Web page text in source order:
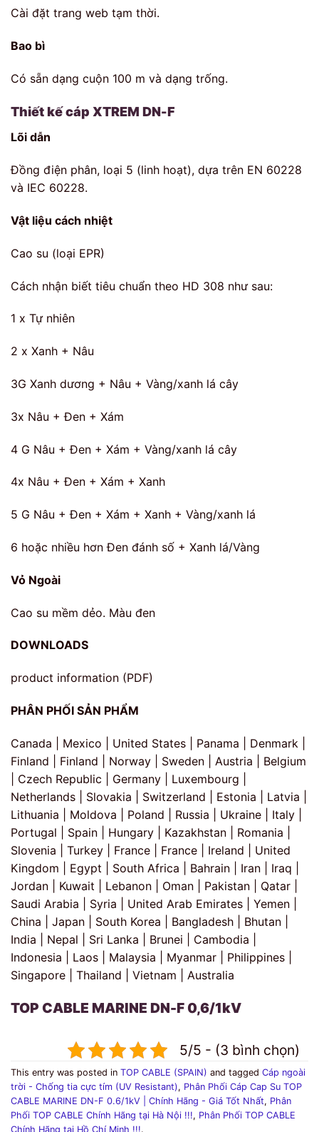
Cài đặt trang web tạm thời.
Bao bì
Có sẵn dạng cuộn 100 m và dạng trống.
Thiết kế cáp XTREM DN-F
Lõi dẫn
Đồng điện phân, loại 5 (linh hoạt), dựa trên EN 60228
và IEC 60228.
Vật liệu cách nhiệt
Cao su (loại EPR)
Cách nhận biết tiêu chuẩn theo HD 308 như sau:
1 x Tự nhiên
2 x Xanh + Nâu
3G Xanh dương + Nâu + Vàng/xanh lá cây
3x Nâu + Đen + Xám
4 G Nâu + Đen + Xám + Vàng/xanh lá cây
4x Nâu + Đen + Xám + Xanh
5 G Nâu + Đen + Xám + Xanh + Vàng/xanh lá
6 hoặc nhiều hơn Đen đánh số + Xanh lá/Vàng
Vỏ Ngoài
Cao su mềm dẻo. Màu đen
DOWNLOADS
product information (PDF)
PHÂN PHỐI SẢN PHẨM
Canada | Mexico | United States | Panama | Denmark |
Finland | Finland | Norway | Sweden | Austria | Belgium
| Czech Republic | Germany | Luxembourg |
Netherlands | Slovakia | Switzerland | Estonia | Latvia |
Lithuania | Moldova | Poland | Russia | Ukraine | Italy |
Portugal | Spain | Hungary | Kazakhstan | Romania |
Slovenia | Turkey | France | France | Ireland | United
Kingdom | Egypt | South Africa | Bahrain | Iran | Iraq |
Jordan | Kuwait | Lebanon | Oman | Pakistan | Qatar |
Saudi Arabia | Syria | United Arab Emirates | Yemen |
China | Japan | South Korea | Bangladesh | Bhutan |
India | Nepal | Sri Lanka | Brunei | Cambodia |
Indonesia | Laos | Malaysia | Myanmar | Philippines |
Singapore | Thailand | Vietnam | Australia
TOP CABLE MARINE DN-F 0,6/1kV
5/5 - (3 bình chọn)
This entry was posted in TOP CABLE (SPAIN) and tagged Cáp ngoài
trời - Chống tia cực tím (UV Resistant), Phân Phối Cáp Cap Su TOP
CABLE MARINE DN-F 0.6/1kV | Chính Hãng - Giá Tốt Nhất, Phân
Phối TOP CABLE Chính Hãng tại Hà Nội !!!, Phân Phối TOP CABLE
Chính Hãng tại Hồ Chí Minh !!!.